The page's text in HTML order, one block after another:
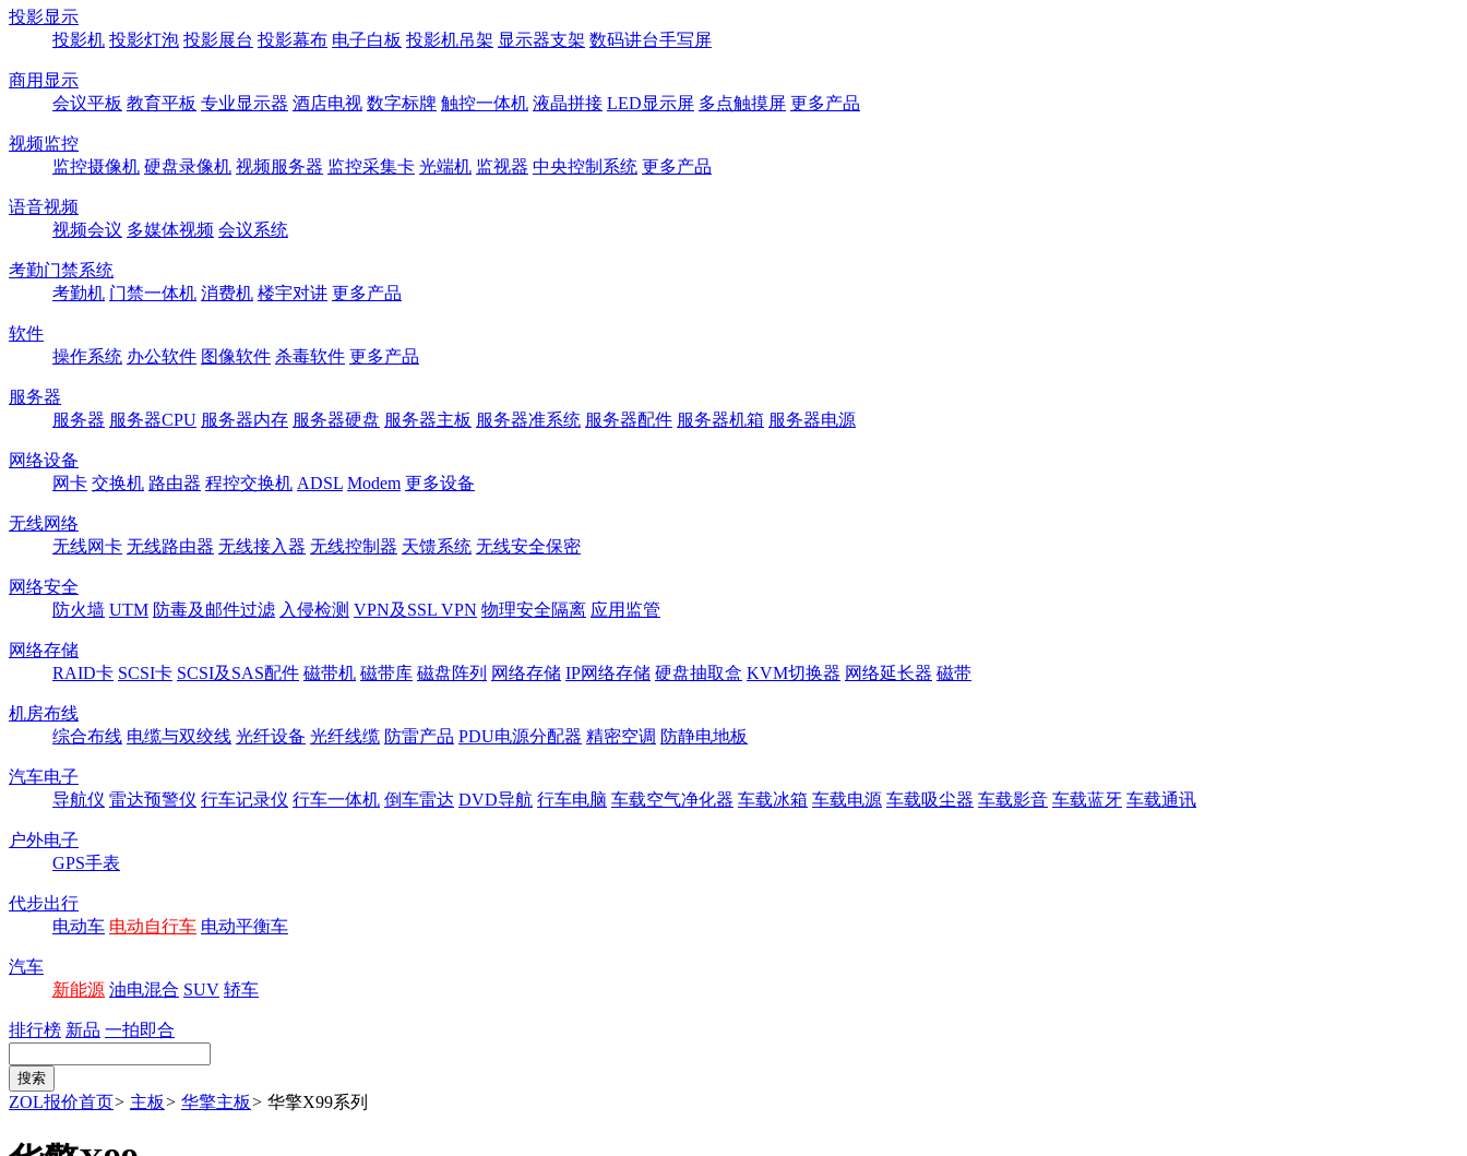
投影显示
投影机 投影灯泡 投影展台 投影幕布 电子白板 投影机吊架 显示器支架 数码讲台手写屏
商用显示
会议平板 教育平板 专业显示器 酒店电视 数字标牌 触控一体机 液晶拼接 LED显示屏 多点触摸屏 更多产品
视频监控
监控摄像机 硬盘录像机 视频服务器 监控采集卡 光端机 监视器 中央控制系统 更多产品
语音视频
视频会议 多媒体视频 会议系统
考勤门禁系统
考勤机 门禁一体机 消费机 楼宇对讲 更多产品
软件
操作系统 办公软件 图像软件 杀毒软件 更多产品
服务器
服务器 服务器CPU 服务器内存 服务器硬盘 服务器主板 服务器准系统 服务器配件 服务器机箱 服务器电源
网络设备
网卡 交换机 路由器 程控交换机 ADSL Modem 更多设备
无线网络
无线网卡 无线路由器 无线接入器 无线控制器 天馈系统 无线安全保密
网络安全
防火墙 UTM 防毒及邮件过滤 入侵检测 VPN及SSL VPN 物理安全隔离 应用监管
网络存储
RAID卡 SCSI卡 SCSI及SAS配件 磁带机 磁带库 磁盘阵列 网络存储 IP网络存储 硬盘抽取盒 KVM切换器 网络延长器 磁带
机房布线
综合布线 电缆与双绞线 光纤设备 光纤线缆 防雷产品 PDU电源分配器 精密空调 防静电地板
汽车电子
导航仪 雷达预警仪 行车记录仪 行车一体机 倒车雷达 DVD导航 行车电脑 车载空气净化器 车载冰箱 车载电源 车载吸尘器 车载影音 车载蓝牙 车载通讯
户外电子
GPS手表
代步出行
电动车 电动自行车 电动平衡车
汽车
新能源 油电混合 SUV 轿车
排行榜 新品 一拍即合
ZOL报价首页> 主板> 华擎主板> 华擎X99系列